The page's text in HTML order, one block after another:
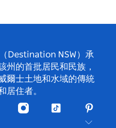
Destination NSW）承
州的首批居民和民族，
爾士土地和水域的傳統
居住者。
Instagram
抖